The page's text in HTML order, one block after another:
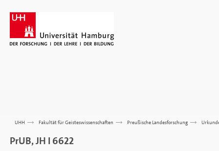
UHH >>> Fakultät für Geisteswissenschaften >>> Preußische Landesforschung >>>
PrUB, JH I 6622